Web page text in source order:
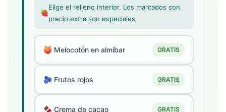
🍓
Elige el relleno interior. Los marcados con
precio extra son especiales
🍑 Melocotón en almíbar GRATIS
🫐 Frutos rojos GRATIS
🍫 Crema de cacao GRATIS